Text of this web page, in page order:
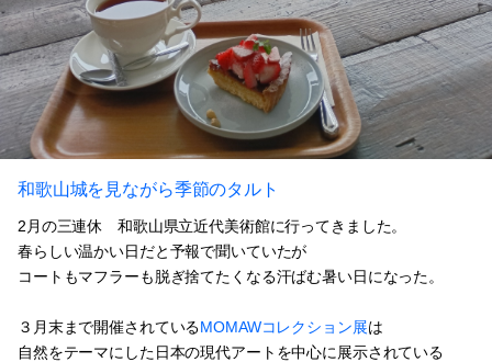
和歌山城を見ながら季節のタルト
2月の三連休 和歌山県立近代美術館に行ってきました。
春らしい温かい日だと予報で聞いていたが
コートもマフラーも脱ぎ捨てたくなる汗ばむ暑い日になった。
３月末まで開催されているMOMAWコレクション展は
自然をテーマにした日本の現代アートを中心に展示されている